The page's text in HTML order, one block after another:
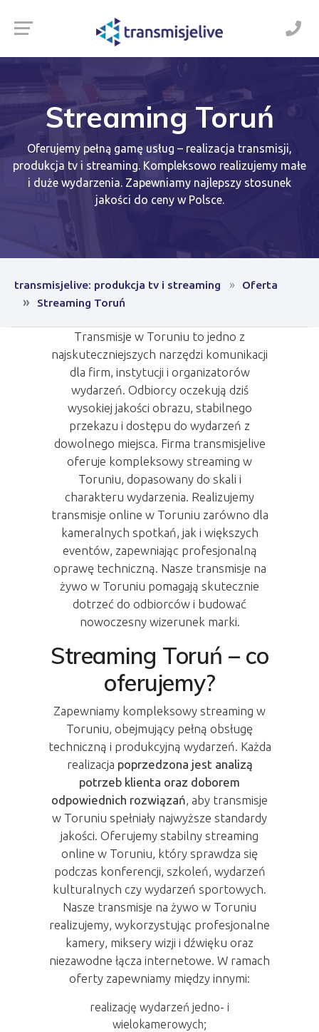
Streaming Toruń
Oferujemy pełną gamę usług – realizacja transmisji,
produkcja tv i streaming. Kompleksowo realizujemy małe
i duże wydarzenia. Zapewniamy najlepszy stosunek
jakości do ceny w Polsce.
transmisjelive: produkcja tv i streaming
Oferta
Streaming Toruń
Transmisje w Toruniu to jedno z
najskuteczniejszych narzędzi komunikacji
dla firm, instytucji i organizatorów
wydarzeń. Odbiorcy oczekują dziś
wysokiej jakości obrazu, stabilnego
przekazu i dostępu do wydarzeń z
dowolnego miejsca. Firma transmisjelive
oferuje kompleksowy streaming w
Toruniu, dopasowany do skali i
charakteru wydarzenia. Realizujemy
transmisje online w Toruniu zarówno dla
kameralnych spotkań, jak i większych
eventów, zapewniając profesjonalną
oprawę techniczną. Nasze transmisje na
żywo w Toruniu pomagają skutecznie
dotrzeć do odbiorców i budować
nowoczesny wizerunek marki.
Streaming Toruń – co
oferujemy?
Zapewniamy kompleksowy streaming w
Toruniu, obejmujący pełną obsługę
techniczną i produkcyjną wydarzeń. Każda
realizacja poprzedzona jest analizą
potrzeb klienta oraz doborem
odpowiednich rozwiązań, aby transmisje
w Toruniu spełniały najwyższe standardy
jakości. Oferujemy stabilny streaming
online w Toruniu, który sprawdza się
podczas konferencji, szkoleń, wydarzeń
kulturalnych czy wydarzeń sportowych.
Nasze transmisje na żywo w Toruniu
realizujemy, wykorzystując profesjonalne
kamery, miksery wizji i dźwięku oraz
niezawodne łącza internetowe. W ramach
oferty zapewniamy między innymi:
realizację wydarzeń jedno- i
wielokamerowych;